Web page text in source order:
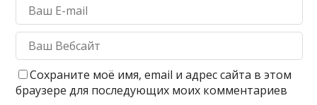
Сохраните моё имя, email и адрес сайта в этом
браузере для последующих моих комментариев